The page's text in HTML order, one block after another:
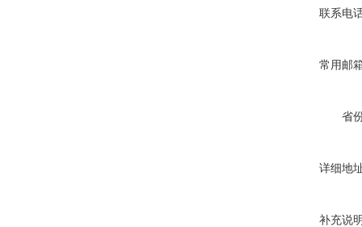
联系电
常用邮
省
详细地
补充说